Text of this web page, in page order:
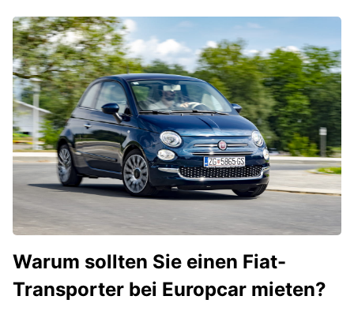
Warum sollten Sie einen Fiat-
Transporter bei Europcar mieten?